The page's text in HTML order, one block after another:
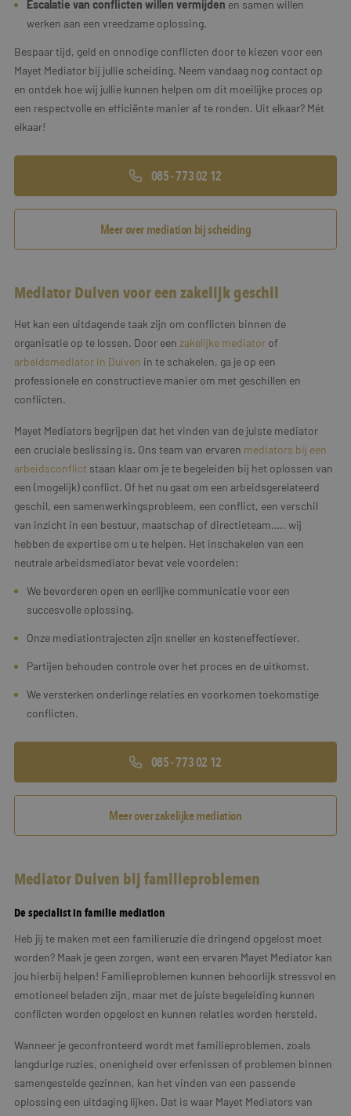
Escalatie van conflicten willen vermijden en samen willen
werken aan een vreedzame oplossing.
Bespaar tijd, geld en onnodige conflicten door te kiezen voor een
Mayet Mediator bij jullie scheiding. Neem vandaag nog contact op
en ontdek hoe wij jullie kunnen helpen om dit moeilijke proces op
een respectvolle en efficiënte manier af te ronden. Uit elkaar? Mét
elkaar!
085 - 773 02 12
Meer over mediation bij scheiding
Mediator Duiven voor een zakelijk geschil
Het kan een uitdagende taak zijn om conflicten binnen de
organisatie op te lossen. Door een zakelijke mediator of
arbeidsmediator in Duiven in te schakelen, ga je op een
professionele en constructieve manier om met geschillen en
conflicten.
Mayet Mediators begrijpen dat het vinden van de juiste mediator
een cruciale beslissing is. Ons team van ervaren mediators bij een
arbeidsconflict staan klaar om je te begeleiden bij het oplossen van
een (mogelijk) conflict. Of het nu gaat om een arbeidsgerelateerd
geschil, een samenwerkingsprobleem, een conflict, een verschil
van inzicht in een bestuur, maatschap of directieteam….. wij
hebben de expertise om u te helpen. Het inschakelen van een
neutrale arbeidsmediator bevat vele voordelen:
We bevorderen open en eerlijke communicatie voor een
succesvolle oplossing.
Onze mediationtrajecten zijn sneller en kosteneffectiever.
Partijen behouden controle over het proces en de uitkomst.
We versterken onderlinge relaties en voorkomen toekomstige
conflicten.
085 - 773 02 12
Meer over zakelijke mediation
Mediator Duiven bij familieproblemen
De specialist in familie mediation
Heb jij te maken met een familieruzie die dringend opgelost moet
worden? Maak je geen zorgen, want een ervaren Mayet Mediator kan
jou hierbij helpen! Familieproblemen kunnen behoorlijk stressvol en
emotioneel beladen zijn, maar met de juiste begeleiding kunnen
conflicten worden opgelost en kunnen relaties worden hersteld.
Wanneer je geconfronteerd wordt met familieproblemen, zoals
langdurige ruzies, onenigheid over erfenissen of problemen binnen
samengestelde gezinnen, kan het vinden van een passende
oplossing een uitdaging lijken. Dat is waar Mayet Mediators van